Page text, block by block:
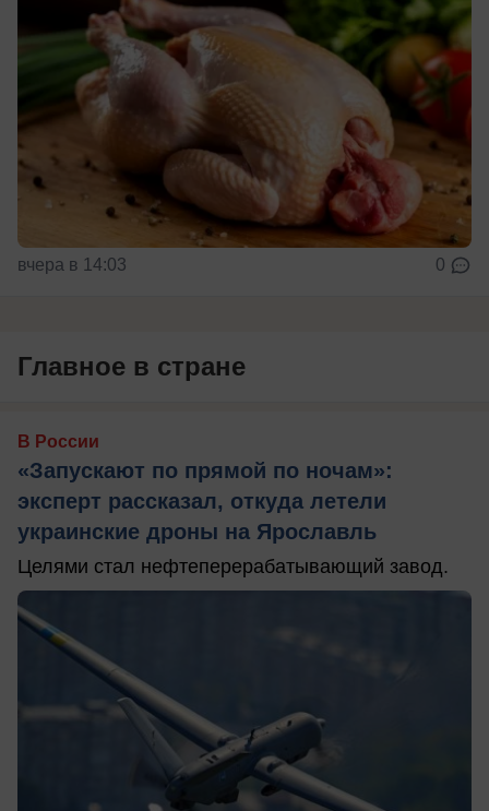
вчера в 14:03 0
Главное в стране
В России
«Запускают по прямой по ночам»:
эксперт рассказал, откуда летели
украинские дроны на Ярославль
Целями стал нефтеперерабатывающий завод.